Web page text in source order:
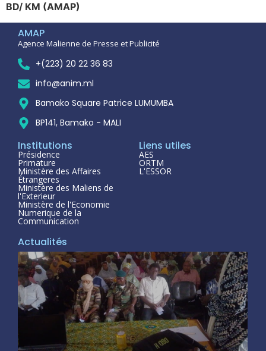
BD/ KM (AMAP)
AMAP
Agence Malienne de Presse et Publicité
+(223) 20 22 36 83
info@anim.ml
Bamako Square Patrice LUMUMBA
BP141, Bamako - MALI
Institutions
Présidence
Primature
Ministère des Affaires
Étrangeres
Ministère des Maliens de
l'Exterieur
Ministère de l'Economie
Numerique de la
Communication
Liens utiles
AES
ORTM
L'ESSOR
Actualités